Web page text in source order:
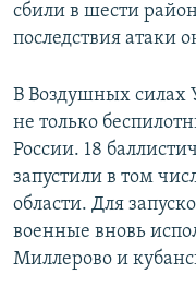
сбили в шести
последствия атаки
В Воздушных силах
не только
России. 18
запустили в том
области. Для
военные вновь
Миллерово и